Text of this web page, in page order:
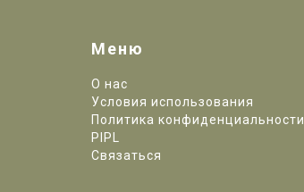
Меню
О нас
Условия использования
Политика конфиденциальности
PIPL
Связаться